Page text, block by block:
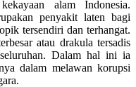
alam Indonesia.
penyakit laten bagi
tersendiri dan terhangat.
atau drakula tersadis
Dalam hal ini ia
dalam melawan korupsi